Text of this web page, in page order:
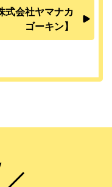
式会社ヤマナカ
ゴーキン】